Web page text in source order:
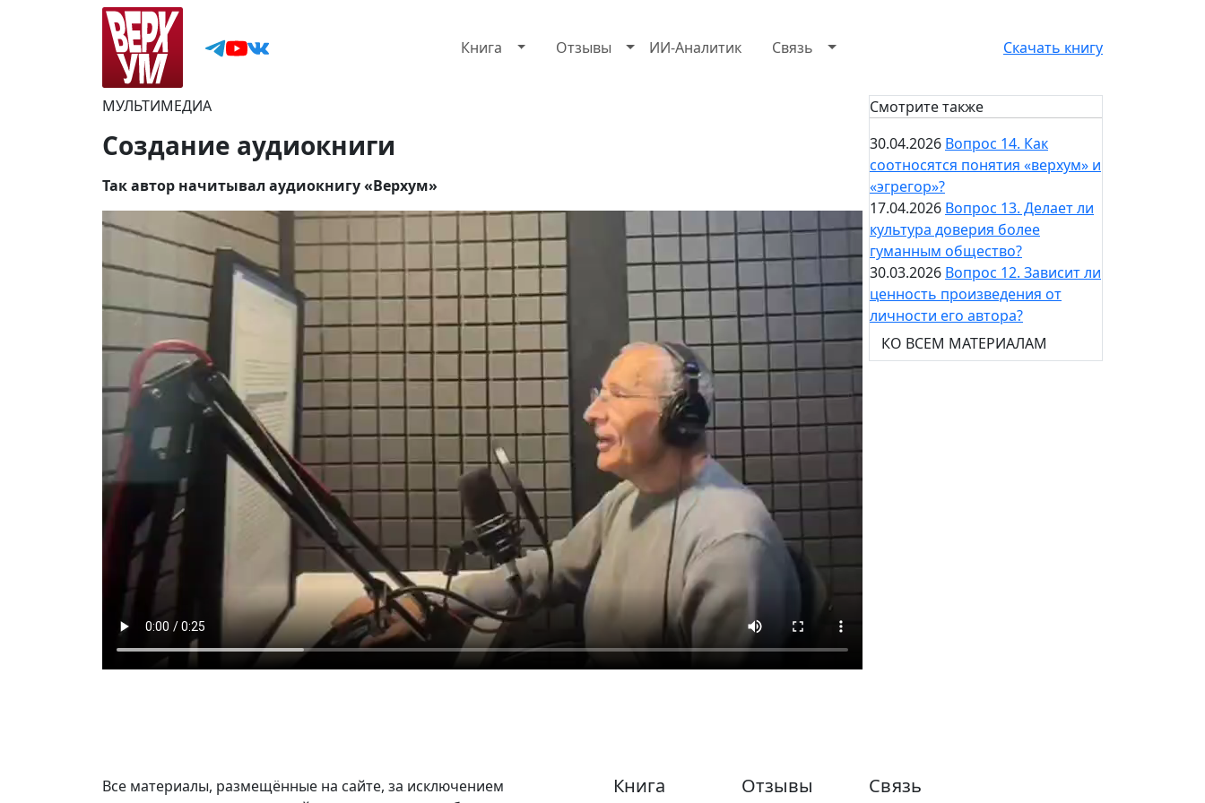
Книга Отзывы ИИ-Аналитик Связь Скачать книгу
МУЛЬТИМЕДИА
Создание аудиокниги
Так автор начитывал аудиокнигу «Верхум»
Смотрите также
30.04.2026 Вопрос 14. Как
соотносятся понятия «верхум» и
«эгрегор»?
17.04.2026 Вопрос 13. Делает ли
культура доверия более
гуманным общество?
30.03.2026 Вопрос 12. Зависит ли
ценность произведения от
личности его автора?
КО ВСЕМ МАТЕРИАЛАМ
Все материалы, размещённые на сайте, за исключением
Книга Отзывы Связь